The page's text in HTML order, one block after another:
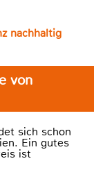
nachhaltig
von
sich schon
Ein gutes
ist